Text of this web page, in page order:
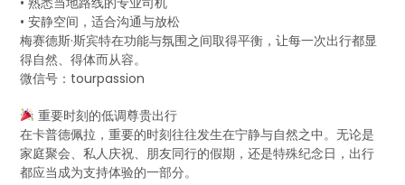
• 安静空间，适合沟通与放松
梅赛德斯·斯宾特在功能与氛围之间取得平衡，让每一次出行都显
得自然、得体而从容。
微信号：tourpassion
重要时刻的低调尊贵出行
在卡普德佩拉，重要的时刻往往发生在宁静与自然之中。无论是
家庭聚会、私人庆祝、朋友同行的假期，还是特殊纪念日，出行
都应当成为支持体验的一部分。